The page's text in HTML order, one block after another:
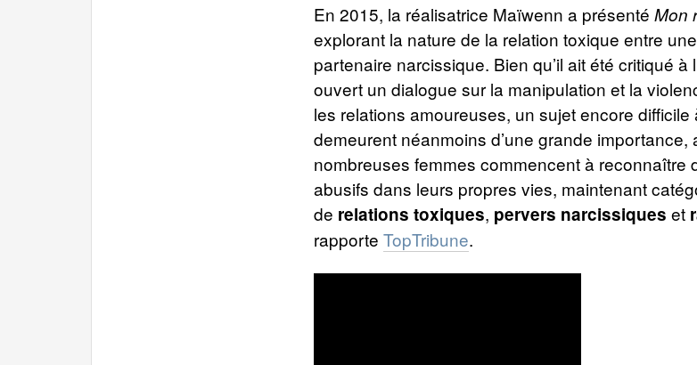
En 2015, la réalisatrice Maïwenn a présenté Mon
explorant la nature de la relation toxique entre
partenaire narcissique. Bien qu’il ait été critiqué à
ouvert un dialogue sur la manipulation et la
les relations amoureuses, un sujet encore
demeurent néanmoins d’une grande importance,
nombreuses femmes commencent à reconnaître
abusifs dans leurs propres vies, maintenant
de relations toxiques, pervers narcissiques et
rapporte TopTribune.